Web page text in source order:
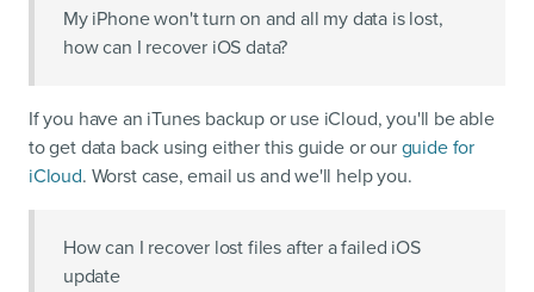
My iPhone won't turn on and all my data is lost,
how can I recover iOS data?
If you have an iTunes backup or use iCloud, you'll be able
to get data back using either this guide or our guide for
iCloud. Worst case, email us and we'll help you.
How can I recover lost files after a failed iOS
update